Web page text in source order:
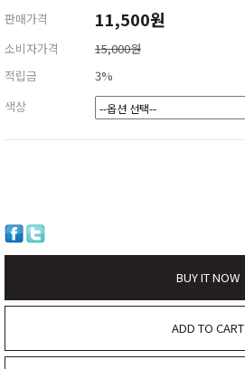
판매가격 11,500원
소비자가격
15,000원
적립금
3%
색상
BUY IT NOW
ADD TO CART